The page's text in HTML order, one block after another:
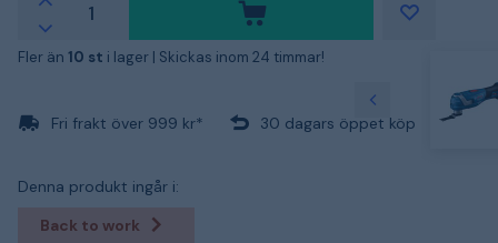
Fler än 10 st i lager | Skickas inom 24 timmar!
Fri frakt över 999 kr* 30 dagars öppet köp
Denna produkt ingår i:
Back to work